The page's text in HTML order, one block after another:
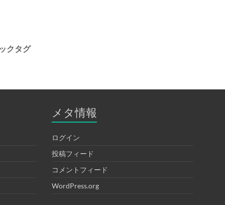
クタグ
メタ情報
ログイン
投稿フィード
コメントフィード
WordPress.org